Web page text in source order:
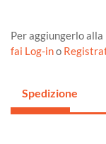
Per aggiungerlo
fai Log-ino
Spedizione